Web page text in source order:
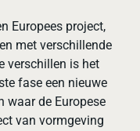
Europees project,
met verschillende
verschillen is het
fase een nieuwe
waar de Europese
van vormgeving